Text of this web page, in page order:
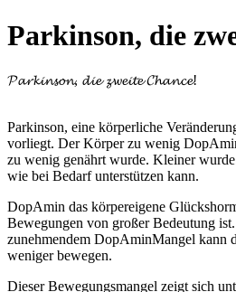
Parkinson, die
𝓟𝓪𝓻𝓴𝓲𝓷𝓼𝓸𝓷, 𝓭𝓲𝓮 𝔃𝔀𝓮𝓲𝓽𝓮 𝓒𝓱𝓪𝓷𝓬𝓮!
Parkinson, eine körperliche
vorliegt. Der Körper zu wenig
zu wenig genährt wurde. Kleiner
wie bei Bedarf unterstützen kann.
DopAmin das körpereigene
Bewegungen von großer Bedeutung
zunehmendem DopAminMangel kann
weniger bewegen.
Dieser Bewegungsmangel zeigt sich